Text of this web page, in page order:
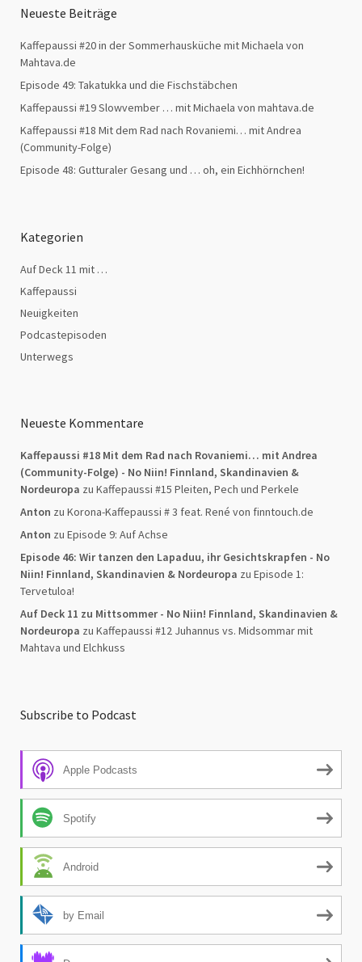
Neueste Beiträge
Kaffepaussi #20 in der Sommerhausküche mit Michaela von
Mahtava.de
Episode 49: Takatukka und die Fischstäbchen
Kaffepaussi #19 Slowvember … mit Michaela von mahtava.de
Kaffepaussi #18 Mit dem Rad nach Rovaniemi… mit Andrea
(Community-Folge)
Episode 48: Gutturaler Gesang und … oh, ein Eichhörnchen!
Kategorien
Auf Deck 11 mit …
Kaffepaussi
Neuigkeiten
Podcastepisoden
Unterwegs
Neueste Kommentare
Kaffepaussi #18 Mit dem Rad nach Rovaniemi… mit Andrea
(Community-Folge) - No Niin! Finnland, Skandinavien &
Nordeuropa zu Kaffepaussi #15 Pleiten, Pech und Perkele
Anton zu Korona-Kaffepaussi # 3 feat. René von finntouch.de
Anton zu Episode 9: Auf Achse
Episode 46: Wir tanzen den Lapaduu, ihr Gesichtskrapfen - No
Niin! Finnland, Skandinavien & Nordeuropa zu Episode 1:
Tervetuloa!
Auf Deck 11 zu Mittsommer - No Niin! Finnland, Skandinavien &
Nordeuropa zu Kaffepaussi #12 Juhannus vs. Midsommar mit
Mahtava und Elchkuss
Subscribe to Podcast
Apple Podcasts
Spotify
Android
by Email